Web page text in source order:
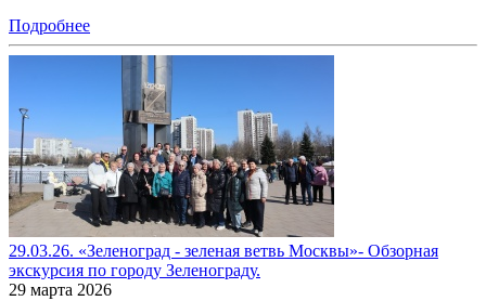
Подробнее
29.03.26. «Зеленоград - зеленая ветвь Москвы»- Обзорная
экскурсия по городу Зеленограду.
29 марта 2026